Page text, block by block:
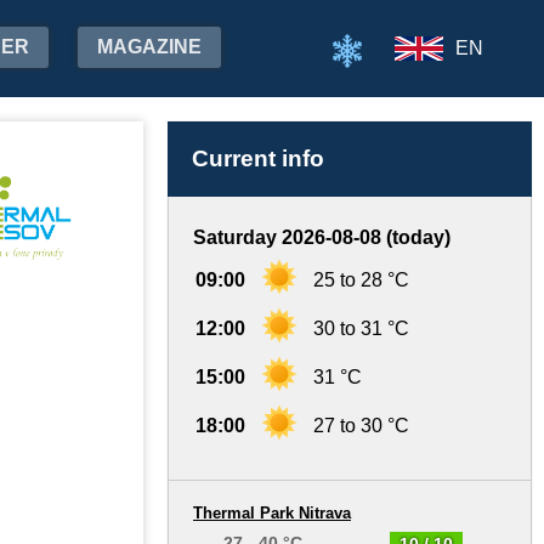
MAGAZINE EN
Current info
Saturday 2026-08-08 (today)
09:00 25 to 28 °C
12:00 30 to 31 °C
15:00 31 °C
18:00 27 to 30 °C
Thermal Park Nitrava